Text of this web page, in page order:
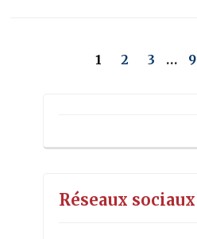
1 2 3 … 9
Réseaux sociaux